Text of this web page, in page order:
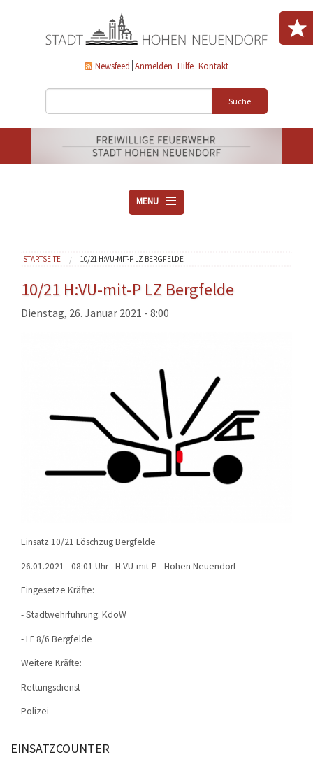
Newsfeed Anmelden Hilfe Kontakt
Suche
MENU
VEREINE
AKTUELLES
DOWNLOADS
EINSÄTZE
Sie sind hier
STARTSEITE 10/21 H:VU-MIT-P LZ BERGFELDE
10/21 H:VU-mit-P LZ Bergfelde
Dienstag, 26. Januar 2021 - 8:00
Einsatz 10/21 Löschzug Bergfelde
26.01.2021 - 08:01 Uhr - H:VU-mit-P - Hohen Neuendorf
Eingesetze Kräfte:
- Stadtwehrführung: KdoW
- LF 8/6 Bergfelde
Weitere Kräfte:
Rettungsdienst
Polizei
EINSATZCOUNTER